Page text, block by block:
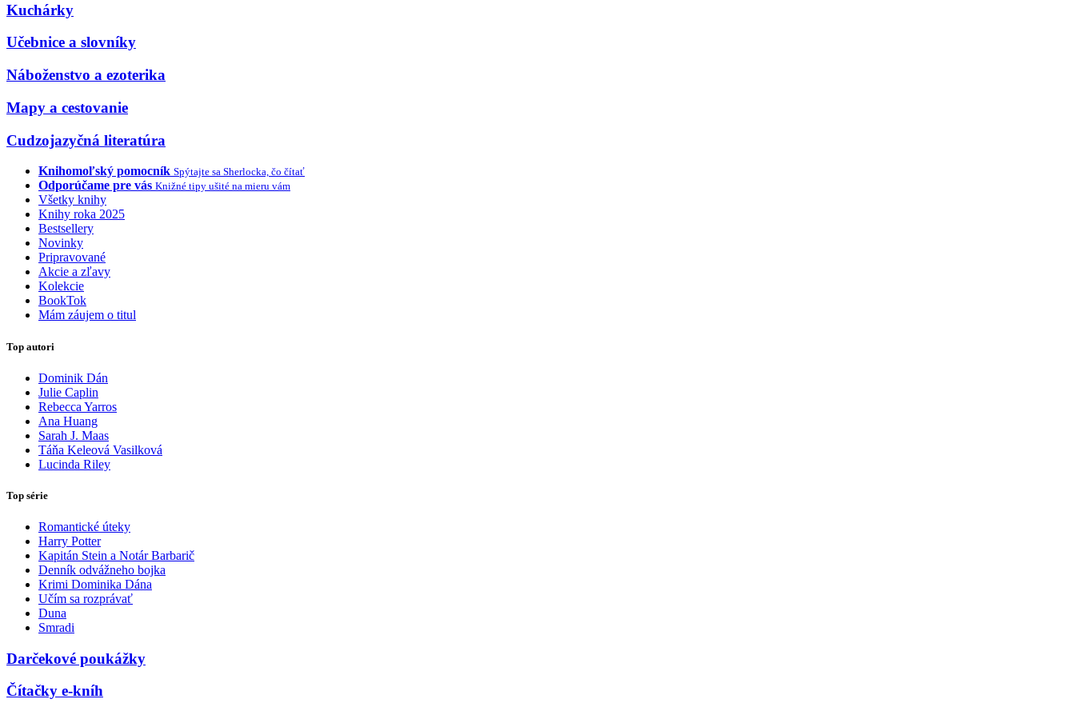
Kuchárky
Učebnice a slovníky
Náboženstvo a ezoterika
Mapy a cestovanie
Cudzojazyčná literatúra
Knihomoľský pomocník Spýtajte sa Sherlocka, čo čítať
Odporúčame pre vás Knižné tipy ušité na mieru vám
Všetky knihy
Knihy roka 2025
Bestsellery
Novinky
Pripravované
Akcie a zľavy
Kolekcie
BookTok
Mám záujem o titul
Top autori
Dominik Dán
Julie Caplin
Rebecca Yarros
Ana Huang
Sarah J. Maas
Táňa Keleová Vasilková
Lucinda Riley
Top série
Romantické úteky
Harry Potter
Kapitán Stein a Notár Barbarič
Denník odvážneho bojka
Krimi Dominika Dána
Učím sa rozprávať
Duna
Smradi
Darčekové poukážky
Čítačky e-kníh